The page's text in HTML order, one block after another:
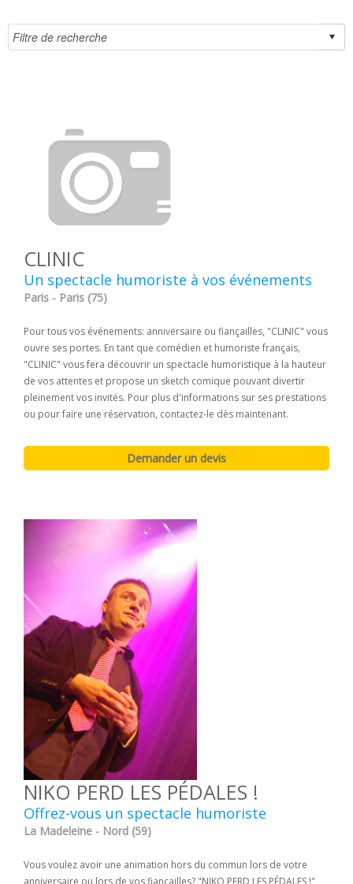
CLINIC
Un spectacle humoriste à vos événements
Paris - Paris (75)
Pour tous vos événements: anniversaire ou fiançailles, "CLINIC" vous
ouvre ses portes. En tant que comédien et humoriste français,
"CLINIC" vous fera découvrir un spectacle humoristique à la hauteur
de vos attentes et propose un sketch comique pouvant divertir
pleinement vos invités. Pour plus d'informations sur ses prestations
ou pour faire une réservation, contactez-le dès maintenant.
NIKO PERD LES PÉDALES !
Offrez-vous un spectacle humoriste
La Madeleine - Nord (59)
Vous voulez avoir une animation hors du commun lors de votre
anniversaire ou lors de vos fiançailles? "NIKO PERD LES PÉDALES !"